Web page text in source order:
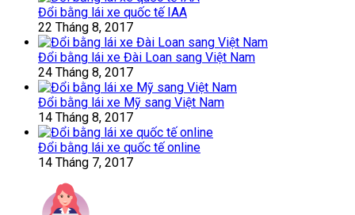
Đổi bằng lái xe quốc tế IAA
22 Tháng 8, 2017
Đổi bằng lái xe Đài Loan sang Việt Nam
24 Tháng 8, 2017
Đổi bằng lái xe Mỹ sang Việt Nam
14 Tháng 8, 2017
Đổi bằng lái xe quốc tế online
14 Tháng 7, 2017